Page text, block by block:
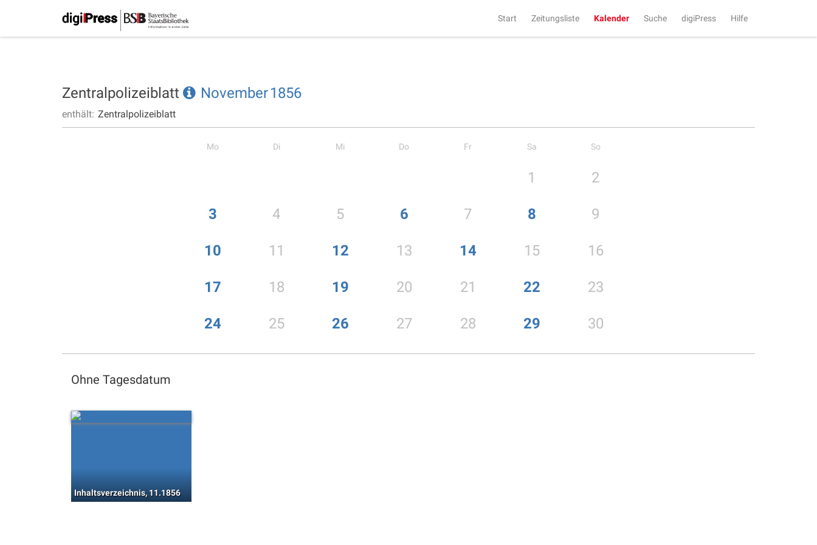
Start Zeitungsliste Kalender Suche digiPress Hilfe
Zentralpolizeiblatt November1856
enthält: Zentralpolizeiblatt
Mo Di Mi Do Fr Sa So
1 2
3 4 5 6 7 8 9
10 11 12 13 14 15 16
17 18 19 20 21 22 23
24 25 26 27 28 29 30
Ohne Tagesdatum
Inhaltsverzeichnis, 11.1856